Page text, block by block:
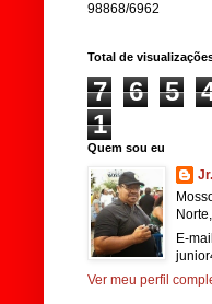
98868/6962
Total de
7 6 5
1
Quem sou eu
E-
Ver meu perfil